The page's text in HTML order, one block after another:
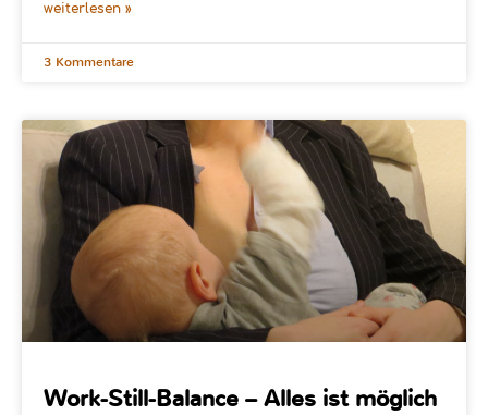
weiterlesen »
3 Kommentare
Work-Still-Balance – Alles ist möglich